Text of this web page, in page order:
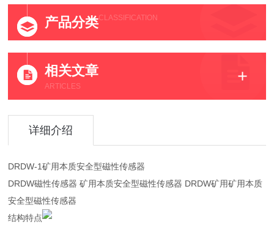
产品分类CLASSIFICATION
相关文章
ARTICLES
详细介绍
DRDW-1矿用本质安全型磁性传感器
DRDW磁性传感器 矿用本质安全型磁性传感器 DRDW矿用矿用本质
安全型磁性传感器
结构特点